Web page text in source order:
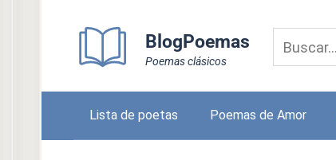
BlogPoemas
Poemas clásicos
Lista de poetas Poemas de Amor